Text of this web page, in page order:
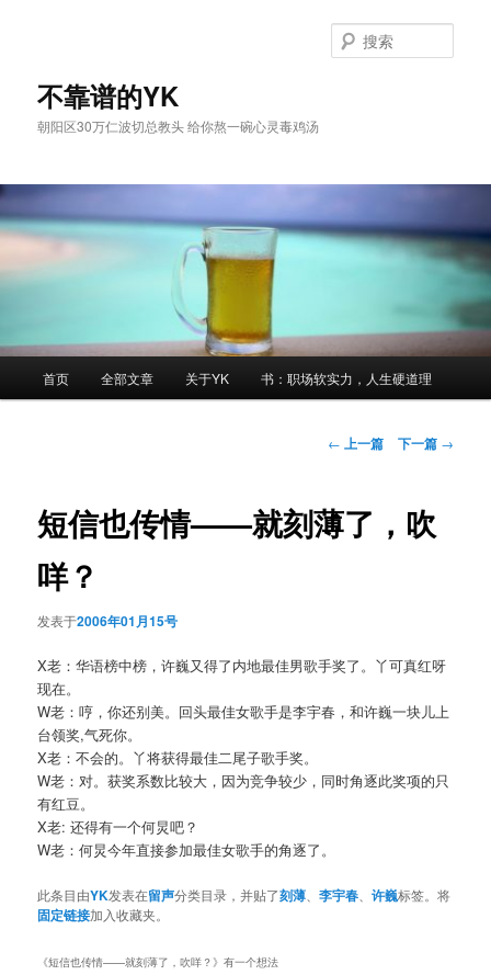
不靠谱的YK
朝阳区30万仁波切总教头 给你熬一碗心灵毒鸡汤
索
首页 全部文章 关于YK 书：职场软实力，人生硬道理
文
航
← 上一篇 下一篇 →
短信也传情——就刻薄了，吹
咩？
发表于2006年01月15号
X老：华语榜中榜，许巍又得了内地最佳男歌手奖了。丫可真红呀
现在。
W老：哼，你还别美。回头最佳女歌手是李宇春，和许巍一块儿上
台领奖,气死你。
X老：不会的。丫将获得最佳二尾子歌手奖。
W老：对。获奖系数比较大，因为竞争较少，同时角逐此奖项的只
有红豆。
X老: 还得有一个何炅吧？
W老：何炅今年直接参加最佳女歌手的角逐了。
此条目由YK发表在留声分类目录，并贴了刻薄 、李宇春 、许巍标签。将
固定链接加入收藏夹。
《短信也传情——就刻薄了，吹咩？》有一个想法